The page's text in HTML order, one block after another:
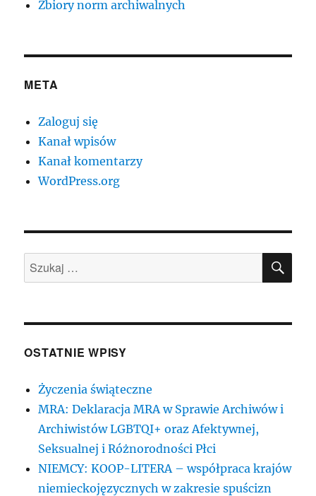
Zbiory norm archiwalnych
META
Zaloguj się
Kanał wpisów
Kanał komentarzy
WordPress.org
Szukaj:
OSTATNIE WPISY
Życzenia świąteczne
MRA: Deklaracja MRA w Sprawie Archiwów i
Archiwistów LGBTQI+ oraz Afektywnej,
Seksualnej i Różnorodności Płci
NIEMCY: KOOP-LITERA – współpraca krajów
niemieckojęzycznych w zakresie spuścizn